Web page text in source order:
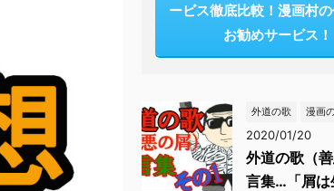
ービス徹底比較！漫画村
お勧めサービス！
外道の歌 漫画
2020/01/20
外道の歌（
言集…「屑は